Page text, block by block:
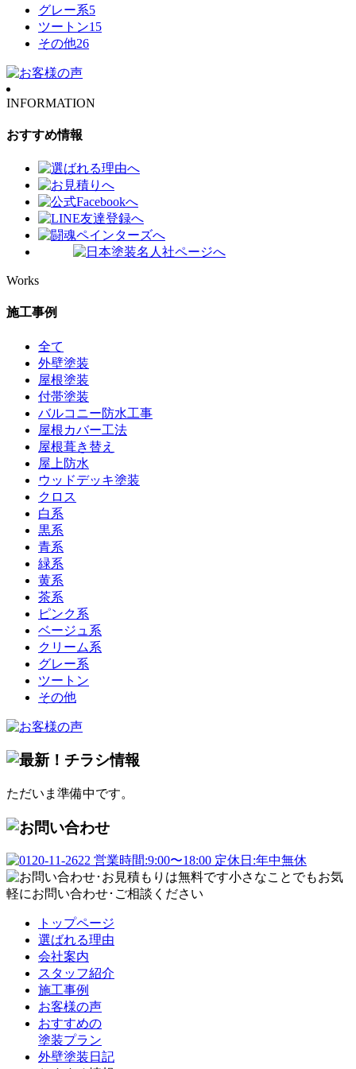
グレー系5
ツートン15
その他26
INFORMATION
おすすめ情報
Works
施工事例
全て
外壁塗装
屋根塗装
付帯塗装
バルコニー防水工事
屋根カバー工法
屋根葺き替え
屋上防水
ウッドデッキ塗装
クロス
白系
黒系
青系
緑系
黄系
茶系
ピンク系
ベージュ系
クリーム系
グレー系
ツートン
その他
ただいま準備中です。
トップページ
選ばれる理由
会社案内
スタッフ紹介
施工事例
お客様の声
おすすめの
塗装プラン
外壁塗装日記